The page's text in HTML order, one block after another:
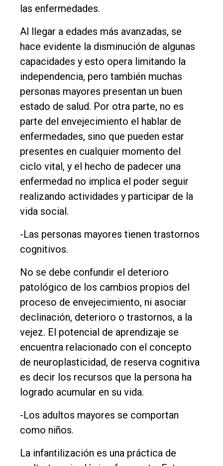
las enfermedades.
Al llegar a edades más avanzadas, se
hace evidente la disminución de algunas
capacidades y esto opera limitando la
independencia, pero también muchas
personas mayores presentan un buen
estado de salud. Por otra parte, no es
parte del envejecimiento el hablar de
enfermedades, sino que pueden estar
presentes en cualquier momento del
ciclo vital, y el hecho de padecer una
enfermedad no implica el poder seguir
realizando actividades y participar de la
vida social.
-Las personas mayores tienen trastornos
cognitivos.
No se debe confundir el deterioro
patológico de los cambios propios del
proceso de envejecimiento, ni asociar
declinación, deterioro o trastornos, a la
vejez. El potencial de aprendizaje se
encuentra relacionado con el concepto
de neuroplasticidad, de reserva cognitiva
es decir los recursos que la persona ha
logrado acumular en su vida.
-Los adultos mayores se comportan
como niños.
La infantilización es una práctica de